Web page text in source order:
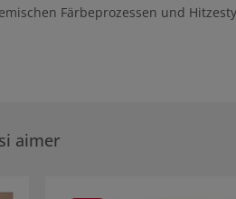
Färbeprozessen und
aimer